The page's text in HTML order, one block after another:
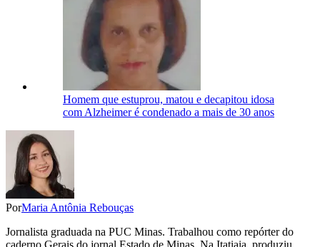
Homem que estuprou, matou e decapitou idosa
com Alzheimer é condenado a mais de 30 anos
PorMaria Antônia Rebouças
Jornalista graduada na PUC Minas. Trabalhou como repórter do